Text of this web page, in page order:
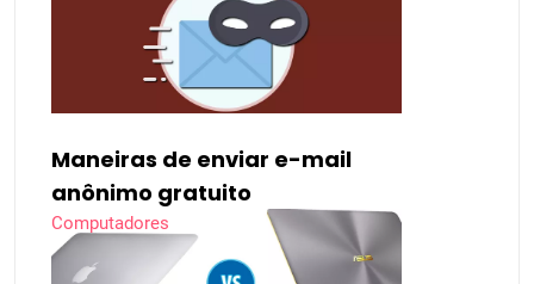
Maneiras de enviar e-mail
anônimo gratuito
Computadores